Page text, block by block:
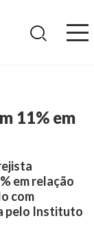
11% em
em relação
com
pelo Instituto